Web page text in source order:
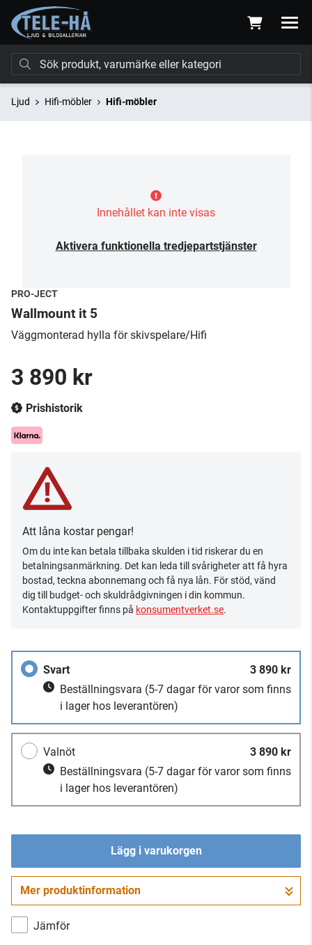
Ljud Hifi-möbler Hifi-möbler
Innehållet kan inte visas
Aktivera funktionella tredjepartstjänster
PRO-JECT
Wallmount it 5
Väggmonterad hylla för skivspelare/Hifi
3 890 kr
Prishistorik
Att låna kostar pengar!
Om du inte kan betala tillbaka skulden i tid riskerar du en
betalningsanmärkning. Det kan leda till svårigheter att få hyra
bostad, teckna abonnemang och få nya lån. För stöd, vänd
dig till budget- och skuldrådgivningen i din kommun.
Kontaktuppgifter finns på konsumentverket.se.
Svart
3 890 kr
Beställningsvara (5-7 dagar för varor som finns
i lager hos leverantören)
Valnöt
3 890 kr
Beställningsvara (5-7 dagar för varor som finns
i lager hos leverantören)
Lägg i varukorgen
Gå till kassan
Mer produktinformation
Jämför